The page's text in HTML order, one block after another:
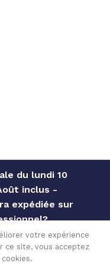
du lundi 10
inclus -
expédiée sur
commercial
des
etc
ACS INFORMATIQUE
votre expérience
ce site, vous acceptez